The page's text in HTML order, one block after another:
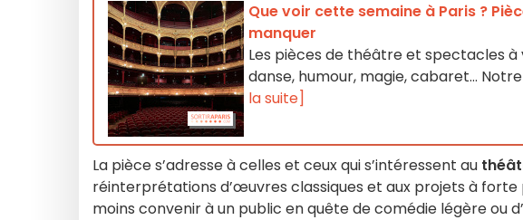
Que voir cette semaine à Paris ?
manquer
Les pièces de théâtre et spectacles
danse, humour, magie, cabaret…
la suite]
La pièce s’adresse à celles et ceux qui s’intéressent au
réinterprétations d’œuvres classiques et aux projets à
moins convenir à un public en quête de comédie légère ou